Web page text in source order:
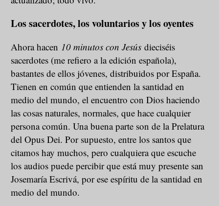
Los sacerdotes, los voluntarios y los oyentes
Ahora hacen 10 minutos con Jesús dieciséis
sacerdotes (me refiero a la edición española),
bastantes de ellos jóvenes, distribuidos por España.
Tienen en común que entienden la santidad en
medio del mundo, el encuentro con Dios haciendo
las cosas naturales, normales, que hace cualquier
persona común. Una buena parte son de la Prelatura
del Opus Dei. Por supuesto, entre los santos que
citamos hay muchos, pero cualquiera que escuche
los audios puede percibir que está muy presente san
Josemaría Escrivá, por ese espíritu de la santidad en
medio del mundo.